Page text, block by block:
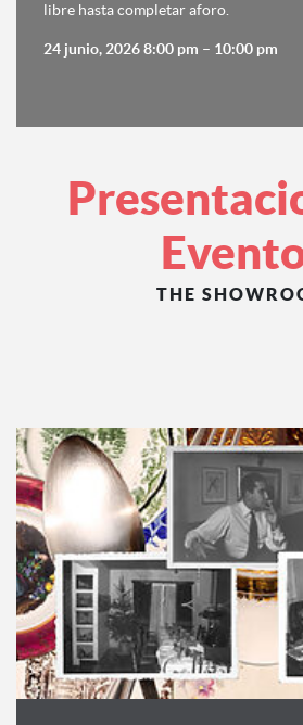
libre hasta completar aforo.
24 junio, 2026 8:00 pm – 10:00 pm
THE